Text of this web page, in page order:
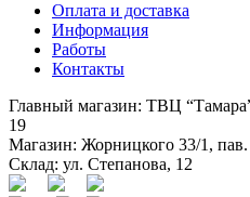
Оплата и доставка
Информация
Работы
Контакты
Главный магазин: ТВЦ
19
Магазин: Жорницкого 33/1,
Склад: ул. Степанова, 12